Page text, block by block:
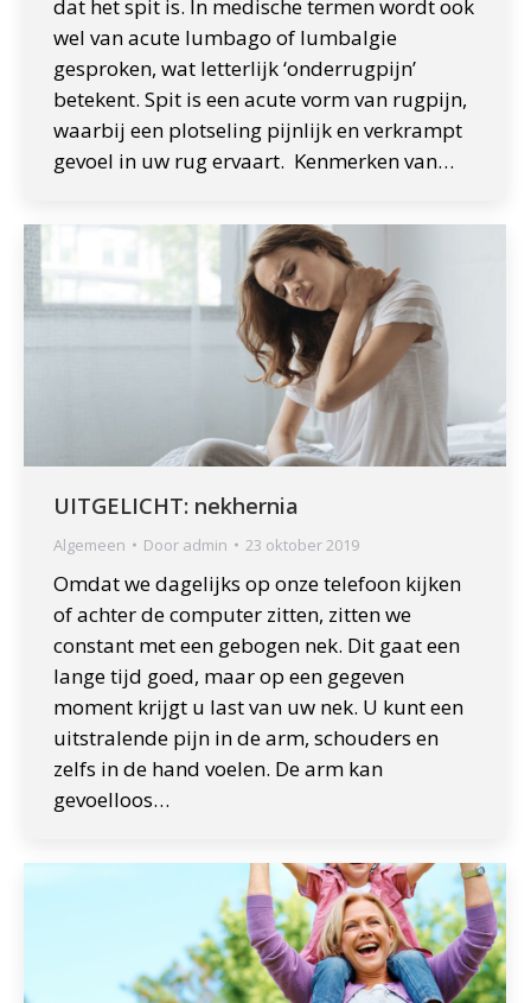
dat het spit is. In medische termen wordt ook
wel van acute lumbago of lumbalgie
gesproken, wat letterlijk ‘onderrugpijn’
betekent. Spit is een acute vorm van rugpijn,
waarbij een plotseling pijnlijk en verkrampt
gevoel in uw rug ervaart. Kenmerken van…
UITGELICHT: nekhernia
Algemeen Door admin 23 oktober 2019
Omdat we dagelijks op onze telefoon kijken
of achter de computer zitten, zitten we
constant met een gebogen nek. Dit gaat een
lange tijd goed, maar op een gegeven
moment krijgt u last van uw nek. U kunt een
uitstralende pijn in de arm, schouders en
zelfs in de hand voelen. De arm kan
gevoelloos…